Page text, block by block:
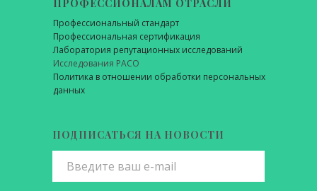
ПРОФЕССИОНАЛАМ ОТРАСЛИ
Профессиональный стандарт
Профессиональная сертификация
Лаборатория репутационных исследований
Исследования РАСО
Политика в отношении обработки персональных
данных
ПОДПИСАТЬСЯ НА НОВОСТИ